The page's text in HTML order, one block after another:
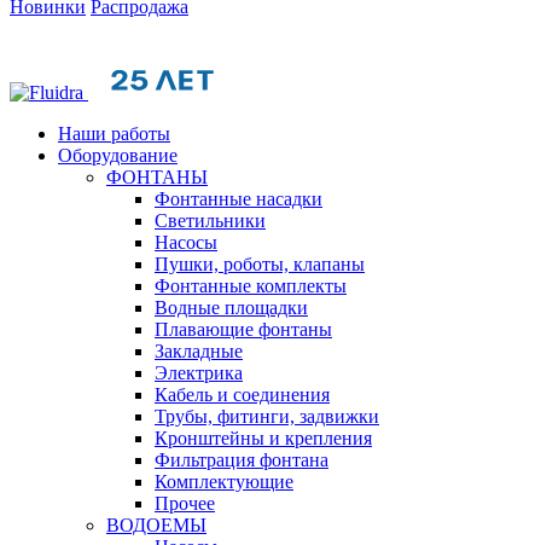
Новинки Распродажа
Наши работы
Оборудование
ФОНТАНЫ
Фонтанные насадки
Cветильники
Насосы
Пушки, роботы, клапаны
Фонтанные комплекты
Водные площадки
Плавающие фонтаны
Закладные
Электрика
Кабель и соединения
Трубы, фитинги, задвижки
Кронштейны и крепления
Фильтрация фонтана
Комплектующие
Прочее
ВОДОЕМЫ